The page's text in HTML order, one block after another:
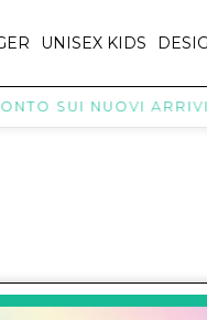
UNISEX KIDS
SUI NUOVI